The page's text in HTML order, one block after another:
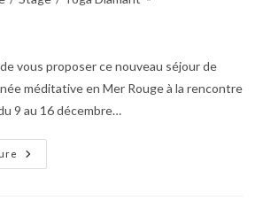
vous proposer ce nouveau séjour de
méditative en Mer Rouge à la rencontre
9 au 16 décembre…